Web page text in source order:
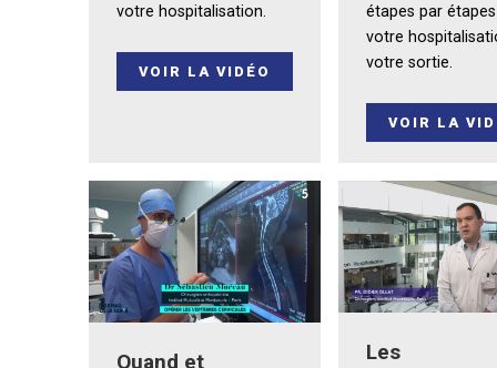
votre hospitalisation.
VOIR LA VIDÉO
étapes par
votre
votre sortie.
VOIR LA
Quand et
Les